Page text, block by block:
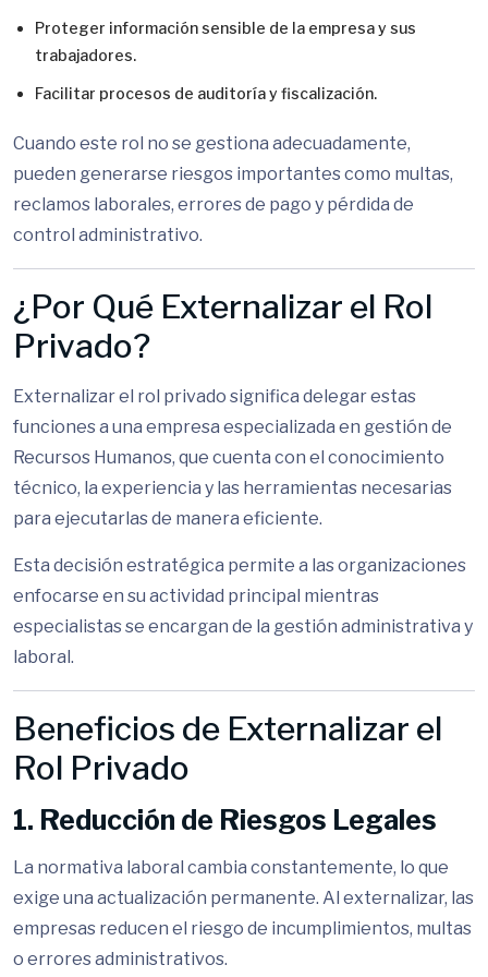
Proteger información sensible de la empresa y sus
trabajadores.
Facilitar procesos de auditoría y fiscalización.
Cuando este rol no se gestiona adecuadamente,
pueden generarse riesgos importantes como multas,
reclamos laborales, errores de pago y pérdida de
control administrativo.
¿Por Qué Externalizar el Rol
Privado?
Externalizar el rol privado significa delegar estas
funciones a una empresa especializada en gestión de
Recursos Humanos, que cuenta con el conocimiento
técnico, la experiencia y las herramientas necesarias
para ejecutarlas de manera eficiente.
Esta decisión estratégica permite a las organizaciones
enfocarse en su actividad principal mientras
especialistas se encargan de la gestión administrativa y
laboral.
Beneficios de Externalizar el
Rol Privado
1. Reducción de Riesgos Legales
La normativa laboral cambia constantemente, lo que
exige una actualización permanente. Al externalizar, las
empresas reducen el riesgo de incumplimientos, multas
o errores administrativos.